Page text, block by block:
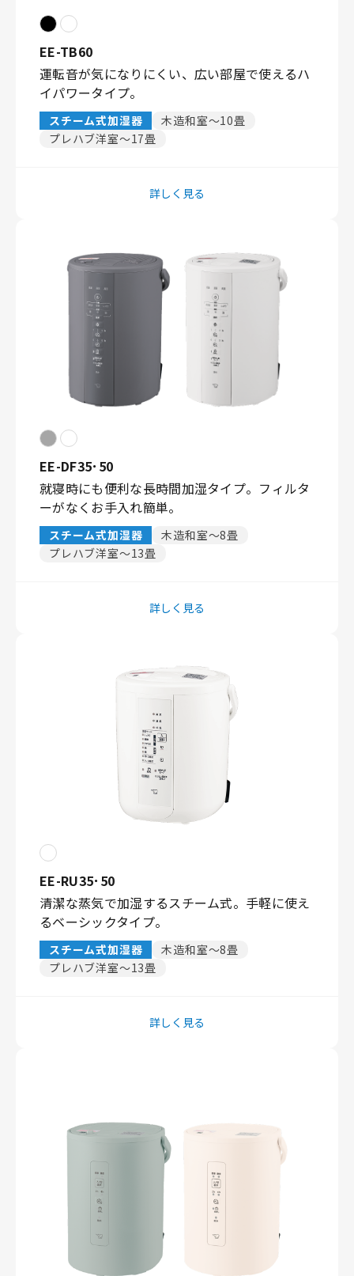
EE-TB60
運転音が気になりにくい、広い部屋で使えるハ
イパワータイプ。
スチーム式加湿器
木造和室〜10畳
プレハブ洋室〜17畳
詳しく見る
EE-DF35･50
就寝時にも便利な長時間加湿タイプ。フィルタ
ーがなくお手入れ簡単。
スチーム式加湿器
木造和室〜8畳
プレハブ洋室〜13畳
詳しく見る
EE-RU35･50
清潔な蒸気で加湿するスチーム式。手軽に使え
るベーシックタイプ。
スチーム式加湿器
木造和室〜8畳
プレハブ洋室〜13畳
詳しく見る